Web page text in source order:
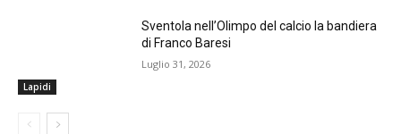
Lapidi
Sventola nell’Olimpo del calcio la bandiera
di Franco Baresi
Luglio 31, 2026